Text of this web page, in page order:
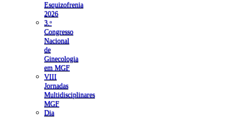
Esquizofrenia
2026
3.ᵒ
Congresso
Nacional
de
Ginecologia
em MGF
VIII
Jornadas
Multidisciplinares
MGF
Dia